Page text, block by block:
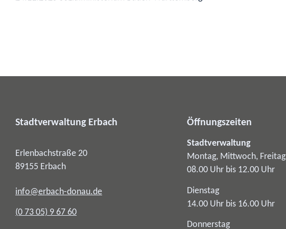
Stadtverwaltung Erbach
Erlenbachstraße 20
89155 Erbach
info@erbach-donau.de
(0 73 05) 9 67 60
Öffnungszeiten
Stadtverwaltung
Montag, Mittwoch, Freitag
08.00 Uhr bis 12.00 Uhr
Dienstag
14.00 Uhr bis 16.00 Uhr
Donnerstag